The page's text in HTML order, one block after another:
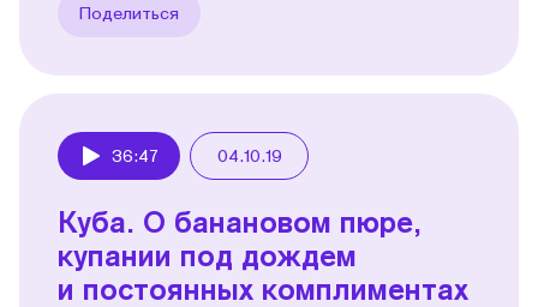
Поделиться
36:47 04.10.19
Куба. О банановом пюре,
купании под дождем
и постоянных комплиментах